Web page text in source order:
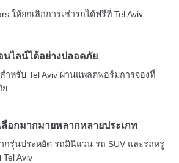
ให้ยกเลิกการเช่ารถได้ฟรีที่ Tel Aviv
นไลน์ได้อย่างปลอดภัย
ำหรับ Tel Aviv ผ่านแพลตฟอร์มการจองที่
ย
ลือกมากมายหลากหลายประเภท
กรุ่นประหยัด รถมินิแวน รถ SUV และรถหรู
Aviv